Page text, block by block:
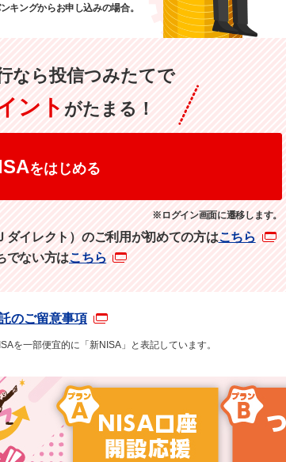
キングからお申し込みの場合。
なら投信つみたてで
ント がたまる！
をはじめる
※ログイン画面に遷移します。
イレクト）のご利用が初めての方はこちら
でない方はこちら
のご留意事項
を一部便宜的に「新NISA」と表記しています。